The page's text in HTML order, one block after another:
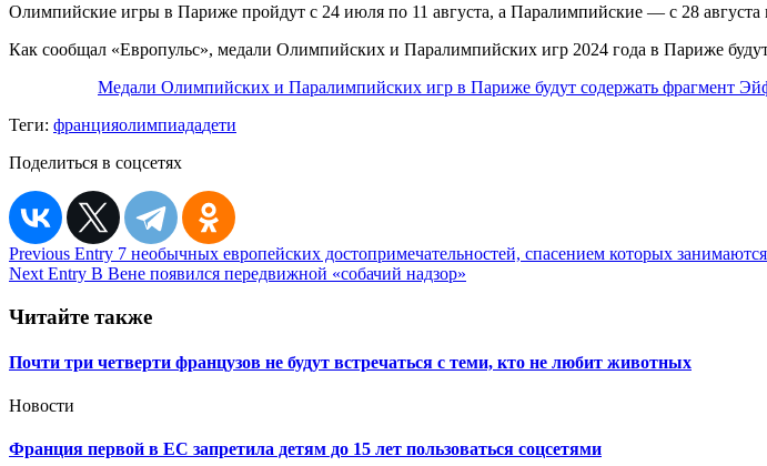
Олимпийские игры в Париже пройдут с 24 июля по 11 августа, а Паралимпийские — с 28 августа
Как сообщал «Европульс», медали Олимпийских и Паралимпийских игр 2024 года в Париже
Медали Олимпийских и Паралимпийских игр в Париже будут содержать фрагмент
Теги: францияолимпиададети
Поделиться в соцсетях
Навигация
по
записям
Previous Entry 7 необычных европейских достопримечательностей, спасением которых
Next Entry В Вене появился передвижной «собачий надзор»
Читайте также
Почти три четверти французов не будут встречаться с теми, кто не любит животных
Новости
Франция первой в ЕС запретила детям до 15 лет пользоваться соцсетями